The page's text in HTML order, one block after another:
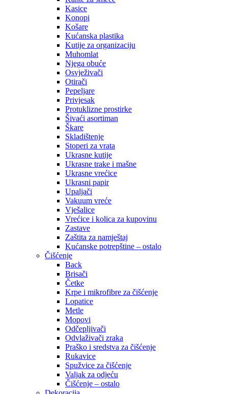
Kasice
Konopi
Košare
Kućanska plastika
Kutije za organizaciju
Muhomlat
Njega obuće
Osvježivači
Otirači
Pepeljare
Privjesak
Protuklizne prostirke
Šivaći asortiman
Škare
Skladištenje
Stoperi za vrata
Ukrasne kutije
Ukrasne trake i mašne
Ukrasne vrećice
Ukrasni papir
Upaljači
Vakuum vreće
Vješalice
Vrećice i kolica za kupovinu
Zastave
Zaštita za namještaj
Kućanske potrepštine – ostalo
Čišćenje
Back
Brisači
Četke
Krpe i mikrofibre za čišćenje
Lopatice
Metle
Mopovi
Odčepljivači
Odvlaživači zraka
Praško i sredstva za čišćenje
Rukavice
Spužvice za čišćenje
Valjak za odjeću
Čišćenje – ostalo